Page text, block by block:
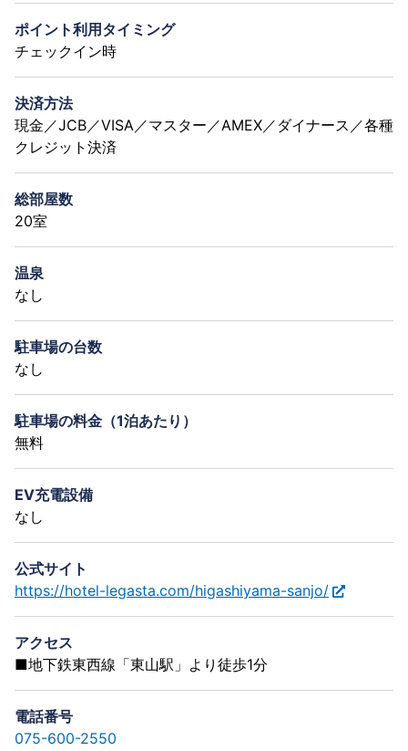
ポイント利用タイミング
チェックイン時
決済方法
現金／JCB／VISA／マスター／AMEX／ダイナース／各種
クレジット決済
総部屋数
20室
温泉
なし
駐車場の台数
なし
駐車場の料金（1泊あたり）
無料
EV充電設備
なし
公式サイト
https://hotel-legasta.com/higashiyama-sanjo/
アクセス
■地下鉄東西線「東山駅」より徒歩1分
電話番号
075-600-2550